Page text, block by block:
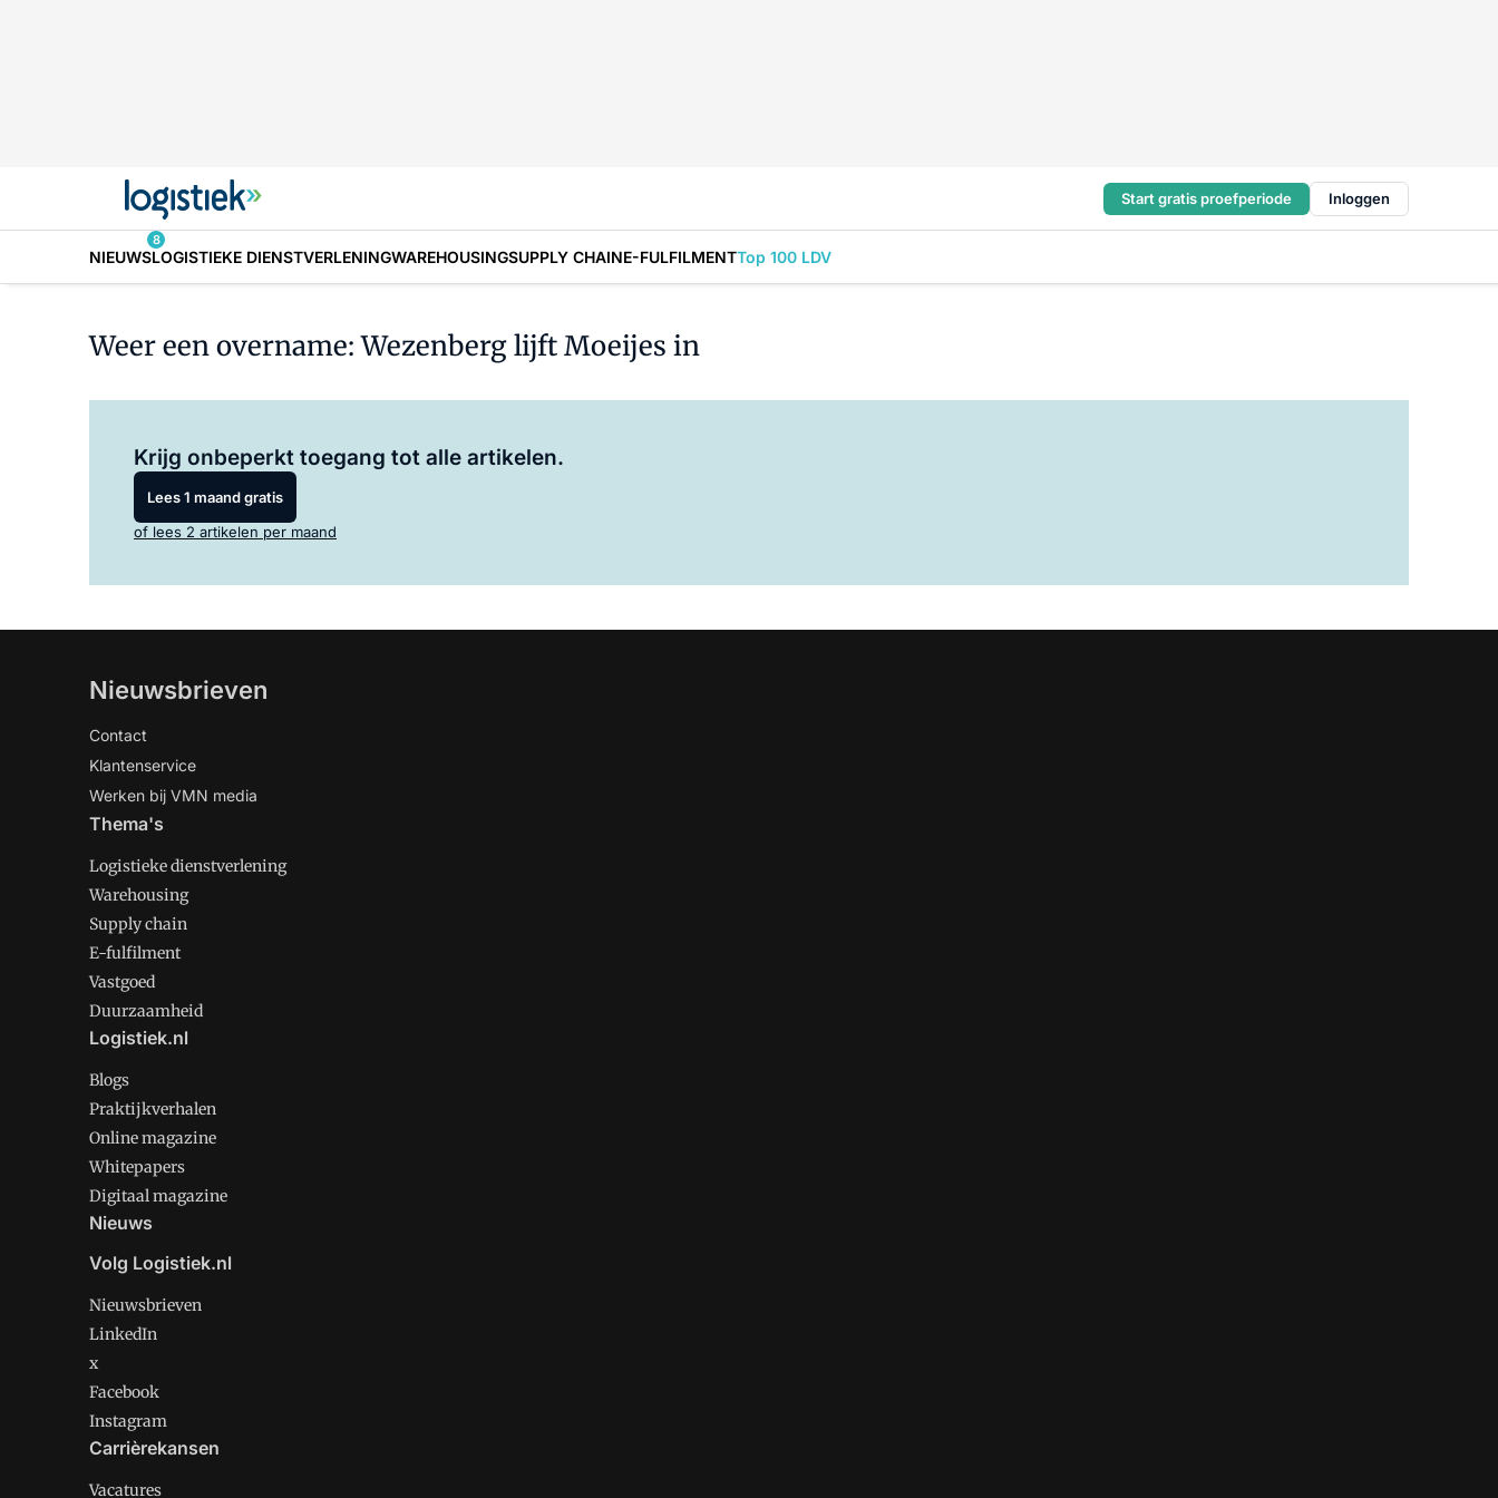
Start gratis proefperiode Inloggen
NIEUWS
8
LOGISTIEKE DIENSTVERLENINGWAREHOUSINGSUPPLY CHAINE-FULFILMENTTop 100 LDV
Weer een overname: Wezenberg lijft Moeijes in
Krijg onbeperkt toegang tot alle artikelen.
Lees 1 maand gratis
of lees 2 artikelen per maand
Nieuwsbrieven
Contact
Klantenservice
Werken bij VMN media
Thema's
Logistieke dienstverlening
Warehousing
Supply chain
E-fulfilment
Vastgoed
Duurzaamheid
Logistiek.nl
Blogs
Praktijkverhalen
Online magazine
Whitepapers
Digitaal magazine
Nieuws
Volg Logistiek.nl
Nieuwsbrieven
LinkedIn
x
Facebook
Instagram
Carrièrekansen
Vacatures